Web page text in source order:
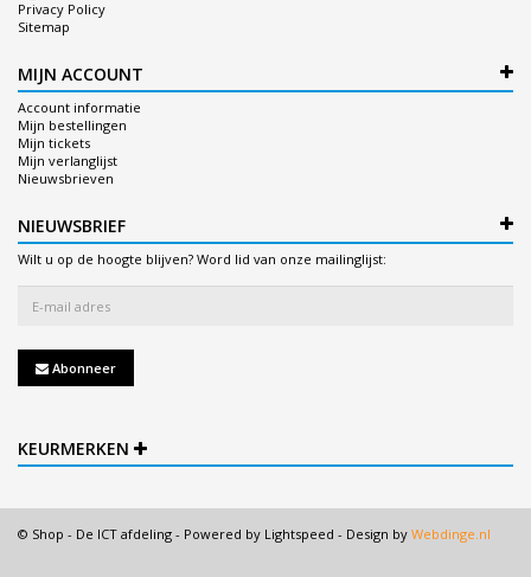
Privacy Policy
Sitemap
MIJN ACCOUNT
Account informatie
Mijn bestellingen
Mijn tickets
Mijn verlanglijst
Nieuwsbrieven
NIEUWSBRIEF
Wilt u op de hoogte blijven? Word lid van onze mailinglijst:
Abonneer
KEURMERKEN
© Shop - De ICT afdeling - Powered by Lightspeed - Design by Webdinge.nl